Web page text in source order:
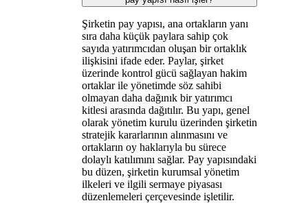
Şirketin pay yapısı, ana ortakların yanı
sıra daha küçük paylara sahip çok
sayıda yatırımcıdan oluşan bir ortaklık
ilişkisini ifade eder. Paylar, şirket
üzerinde kontrol gücü sağlayan hakim
ortaklar ile yönetimde söz sahibi
olmayan daha dağınık bir yatırımcı
kitlesi arasında dağıtılır. Bu yapı, genel
olarak yönetim kurulu üzerinden şirketin
stratejik kararlarının alınmasını ve
ortakların oy haklarıyla bu sürece
dolaylı katılımını sağlar. Pay yapısındaki
bu düzen, şirketin kurumsal yönetim
ilkeleri ve ilgili sermaye piyasası
düzenlemeleri çerçevesinde işletilir.